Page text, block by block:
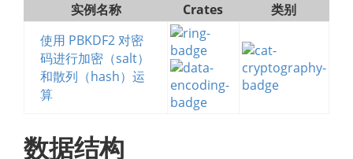
实例名称 Crates
类别
使用 PBKDF2 对密
码进行加密（salt）
和散列（hash）运
算
数据结构